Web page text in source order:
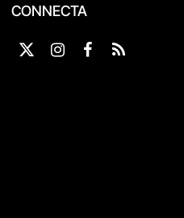
CONNECTA
X
Instagram
Facebook
RSS